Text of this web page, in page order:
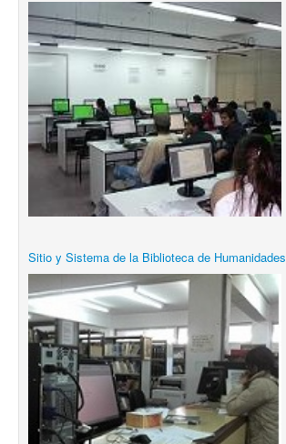
Sitio y Sistema de la Biblioteca de Humanidades